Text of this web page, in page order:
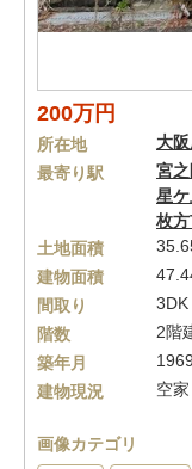
200万円
所在地 大
最寄り駅
宮
星
枚
土地面積
建物面積
間取り
3DK
階数
2階
築年月
建物現況
空家
画像カテゴリ